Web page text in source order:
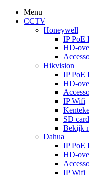
Menu
CCTV
Honeywell
IP PoE
HD-
Hikvision
IP PoE
HD-
IP Wifi
SD card
Bekijk
Dahua
IP PoE
HD-
IP Wifi